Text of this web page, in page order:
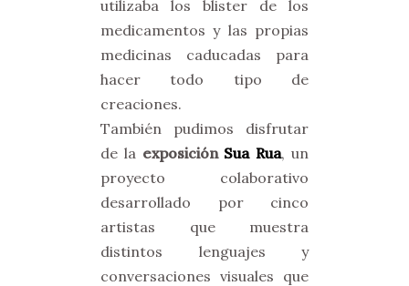
utilizaba los blister de los
medicamentos y las propias
medicinas caducadas para
hacer todo tipo de
creaciones.
También pudimos disfrutar
de la exposición Sua Rua, un
proyecto colaborativo
desarrollado por cinco
artistas que muestra
distintos lenguajes y
conversaciones visuales que